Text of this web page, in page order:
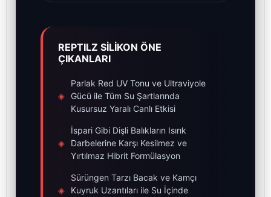
REPTILZ SİLİKON ÖNE
ÇIKANLARI
◈
Parlak Red UV Tonu ve Ultraviyole
Gücü ile Tüm Su Şartlarında
Kusursuz Yaralı Canlı Etkisi
◈
İspari Gibi Dişli Balıkların Isırık
Darbelerine Karşı Kesilmez ve
Yırtılmaz Hibrit Formülasyon
◈
Sürüngen Tarzı Bacak ve Kamçı
Kuyruk Uzantıları ile Su İçinde